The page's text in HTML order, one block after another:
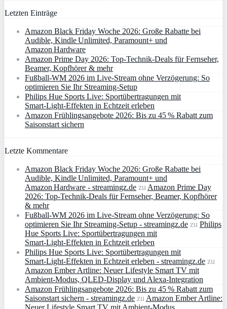
Letzten Einträge
Amazon Black Friday Woche 2026: Große Rabatte bei
Audible, Kindle Unlimited, Paramount+ und
Amazon Hardware
Amazon Prime Day 2026: Top-Technik-Deals für Fernseher,
Beamer, Kopfhörer & mehr
Fußball-WM 2026 im Live-Stream ohne Verzögerung: So
optimieren Sie Ihr Streaming-Setup
Philips Hue Sports Live: Sportübertragungen mit
Smart‑Light‑Effekten in Echtzeit erleben
Amazon Frühlingsangebote 2026: Bis zu 45 % Rabatt zum
Saisonstart sichern
Letzte Kommentare
Amazon Black Friday Woche 2026: Große Rabatte bei
Audible, Kindle Unlimited, Paramount+ und
Amazon Hardware - streamingz.de zu Amazon Prime Day
2026: Top-Technik-Deals für Fernseher, Beamer, Kopfhörer
& mehr
Fußball-WM 2026 im Live-Stream ohne Verzögerung: So
optimieren Sie Ihr Streaming-Setup - streamingz.de zu Philips
Hue Sports Live: Sportübertragungen mit
Smart‑Light‑Effekten in Echtzeit erleben
Philips Hue Sports Live: Sportübertragungen mit
Smart‑Light‑Effekten in Echtzeit erleben - streamingz.de zu
Amazon Ember Artline: Neuer Lifestyle Smart TV mit
Ambient‑Modus, QLED‑Display und Alexa‑Integration
Amazon Frühlingsangebote 2026: Bis zu 45 % Rabatt zum
Saisonstart sichern - streamingz.de zu Amazon Ember Artline: